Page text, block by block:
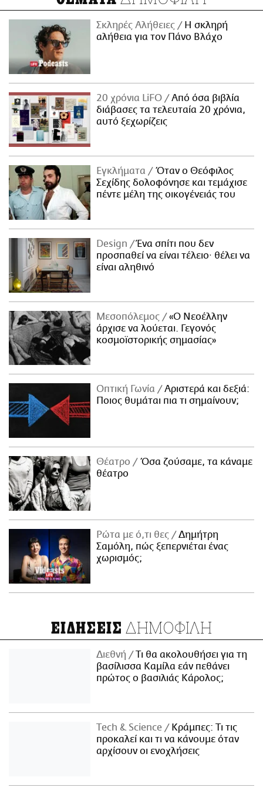
Σκληρές Αλήθειες
H σκληρή
αλήθεια για τον Πάνο Βλάχο
20 χρόνια LiFO
Από όσα βιβλία
διάβασες τα τελευταία 20 χρόνια,
αυτό ξεχωρίζεις
Εγκλήματα
Όταν ο Θεόφιλος
Σεχίδης δολοφόνησε και τεμάχισε
πέντε μέλη της οικογένειάς του
Design
Ένα σπίτι που δεν
προσπαθεί να είναι τέλειο· θέλει να
είναι αληθινό
Μεσοπόλεμος
«Ο Νεοέλλην
άρχισε να λούεται. Γεγονός
κοσμοϊστορικής σημασίας»
Οπτική Γωνία
Αριστερά και δεξιά:
Ποιος θυμάται πια τι σημαίνουν;
Θέατρο
Όσα ζούσαμε, τα κάναμε
θέατρο
Ρώτα με ό,τι θες
Δημήτρη
Σαμόλη, πώς ξεπερνιέται ένας
χωρισμός;
ΕΙΔΗΣΕΙΣ ΔΗΜΟΦΙΛΗ
Διεθνή
Τι θα ακολουθήσει για τη
βασίλισσα Καμίλα εάν πεθάνει
πρώτος ο βασιλιάς Κάρολος;
Τech & Science
Κράμπες: Τι τις
προκαλεί και τι να κάνουμε όταν
αρχίσουν οι ενοχλήσεις